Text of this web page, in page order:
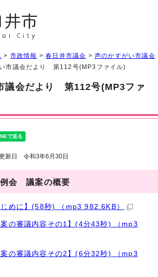
> 市政情報 >春日井市議会 >声のかすがい市議会
市議会だより 第112号(MP3ファイル)
議会だより 第112号(MP3ファ
新日 令和3年6月30日
会 議案の概要
じめに】(58秒) （mp3 982.6KB）
案の審議内容その1】(4分43秒) （mp3
案の審議内容その2】(6分32秒) （mp3